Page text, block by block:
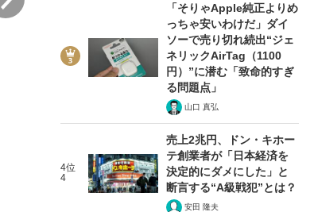
2/12
「そりゃApple純正よりめ
っちゃ安いわけだ」ダイ
ソーで売り切れ続出“ジェ
ネリックAirTag（1100
円）”に潜む「致命的すぎ
る問題点」
山口 真弘
4位
4
売上2兆円、ドン・キホー
テ創業者が「日本経済を
決定的にダメにした」と
断言する“A級戦犯”とは？
安田 隆夫